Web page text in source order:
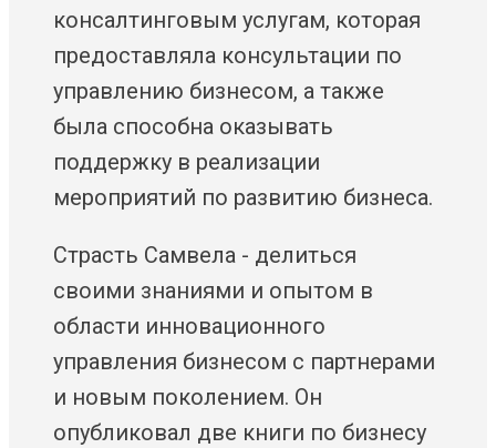
консалтинговым услугам, которая
предоставляла консультации по
управлению бизнесом, а также
была способна оказывать
поддержку в реализации
мероприятий по развитию бизнеса.
Страсть Самвела - делиться
своими знаниями и опытом в
области инновационного
управления бизнесом с партнерами
и новым поколением. Он
опубликовал две книги по бизнесу